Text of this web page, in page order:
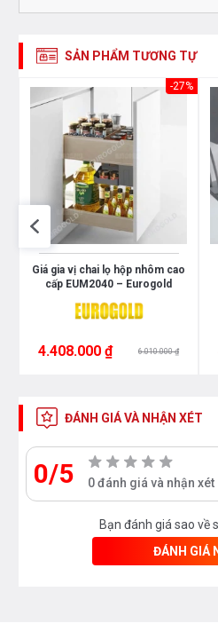
SẢN PHẨM TƯƠNG TỰ
-27%
Giá gia vị chai lọ hộp nhôm cao
cấp EUM2040 – Eurogold
4.408.000 ₫ 6.010.000 ₫
ĐÁNH GIÁ VÀ NHẬN XÉT
0/5 0 đánh giá và nhận xét
Bạn đánh giá sao về
ĐÁNH GIÁ